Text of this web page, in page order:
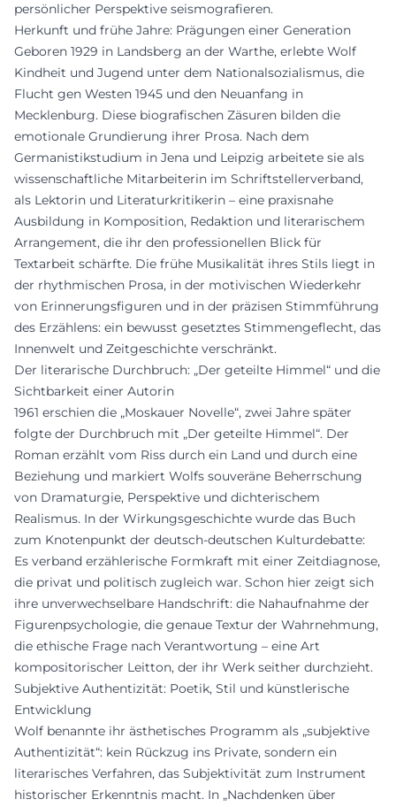
persönlicher Perspektive seismografieren.
Herkunft und frühe Jahre: Prägungen einer Generation
Geboren 1929 in Landsberg an der Warthe, erlebte Wolf
Kindheit und Jugend unter dem Nationalsozialismus, die
Flucht gen Westen 1945 und den Neuanfang in
Mecklenburg. Diese biografischen Zäsuren bilden die
emotionale Grundierung ihrer Prosa. Nach dem
Germanistikstudium in Jena und Leipzig arbeitete sie als
wissenschaftliche Mitarbeiterin im Schriftstellerverband,
als Lektorin und Literaturkritikerin – eine praxisnahe
Ausbildung in Komposition, Redaktion und literarischem
Arrangement, die ihr den professionellen Blick für
Textarbeit schärfte. Die frühe Musikalität ihres Stils liegt in
der rhythmischen Prosa, in der motivischen Wiederkehr
von Erinnerungsfiguren und in der präzisen Stimmführung
des Erzählens: ein bewusst gesetztes Stimmengeflecht, das
Innenwelt und Zeitgeschichte verschränkt.
Der literarische Durchbruch: „Der geteilte Himmel“ und die
Sichtbarkeit einer Autorin
1961 erschien die „Moskauer Novelle“, zwei Jahre später
folgte der Durchbruch mit „Der geteilte Himmel“. Der
Roman erzählt vom Riss durch ein Land und durch eine
Beziehung und markiert Wolfs souveräne Beherrschung
von Dramaturgie, Perspektive und dichterischem
Realismus. In der Wirkungsgeschichte wurde das Buch
zum Knotenpunkt der deutsch-deutschen Kulturdebatte:
Es verband erzählerische Formkraft mit einer Zeitdiagnose,
die privat und politisch zugleich war. Schon hier zeigt sich
ihre unverwechselbare Handschrift: die Nahaufnahme der
Figurenpsychologie, die genaue Textur der Wahrnehmung,
die ethische Frage nach Verantwortung – eine Art
kompositorischer Leitton, der ihr Werk seither durchzieht.
Subjektive Authentizität: Poetik, Stil und künstlerische
Entwicklung
Wolf benannte ihr ästhetisches Programm als „subjektive
Authentizität“: kein Rückzug ins Private, sondern ein
literarisches Verfahren, das Subjektivität zum Instrument
historischer Erkenntnis macht. In „Nachdenken über